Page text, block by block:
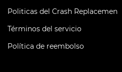
Politicas del Crash Replacemen
Términos del servicio
Política de reembolso